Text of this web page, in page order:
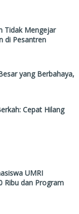
Tidak Mengejar
di Pesantren
yang Berbahaya,
Cepat Hilang
UMRI
Ribu dan Program